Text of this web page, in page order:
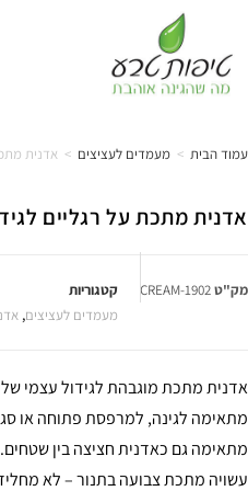
עמוד הבית > מעמדים לעציצים > אדנית מתכת
אדנית מתכת על רגליים לגידול
מק"ט1902-CREAM
קטגוריות
מעמדים לעציצים,
אדנית מתכת מוגבהת לגידול עצמי של
מתאימה לגינה, למרפסת פתוחה או
מתאימה גם כאדנית חציצה בין שטחים.
עשויה מתכת צבועה בתנור – לא